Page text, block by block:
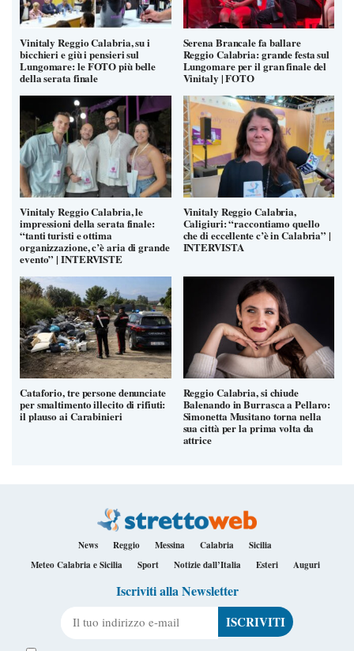
Vinitaly Reggio Calabria, su i
bicchieri e giù i pensieri sul
Lungomare: le FOTO più belle
della serata finale
Serena Brancale fa ballare
Reggio Calabria: grande festa sul
Lungomare per il gran finale del
Vinitaly | FOTO
Vinitaly Reggio Calabria, le
impressioni della serata finale:
“tanti turisti e ottima
organizzazione, c’è aria di grande
evento” | INTERVISTE
Vinitaly Reggio Calabria,
Caligiuri: “raccontiamo quello
che di eccellente c’è in Calabria” |
INTERVISTA
Cataforio, tre persone denunciate
per smaltimento illecito di rifiuti:
il plauso ai Carabinieri
Reggio Calabria, si chiude
Balenando in Burrasca a Pellaro:
Simonetta Musitano torna nella
sua città per la prima volta da
attrice
News Reggio Messina Calabria
Sicilia
Meteo Calabria e Sicilia
Sport Notizie dall’Italia Esteri Auguri
Iscriviti alla Newsletter